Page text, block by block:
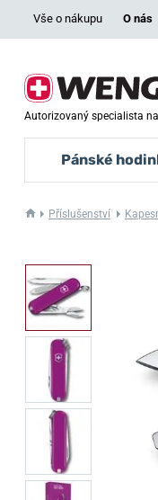
Vše o nákupu O nás
Autorizovaný specialista
Pánské
Příslušenství